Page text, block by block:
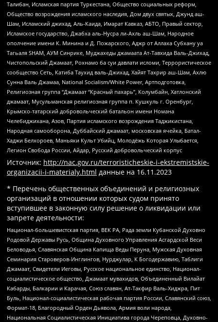
Талибан, Исламская партия Туркестана, Общество социальных реформ,
Общество возрождения исламского наследия, Дом двух святых, Джунд аш-
Шам, Исламский джихад, Аль-Каида, Имарат Кавказ, АБТО, Правый сектор,
Исламское государство, Джабха аль-Нусра ли-Ахль аш-Шам, Народное
ополчение имени К. Минина и Д. Пожарского, Аджр от Аллаха Субхану уа
Тагьаля SHAM, АУМ Синрике, Муджахеды джамаата Ат-Тавхида Валь-Джихад,
Чистопольский Джамаат, Рохнамо ба суи давлати исломи, Террористическое
сообщество Сеть, Катиба Таухид валь-Джихад, Хайят Тахрир аш-Шам, Ахлю
Сунна Валь Джамаа, National Socialism/White Power, Артподготовка,
Религиозная группа “Джамаат “Красный пахарь”, Колумбайн, Хатлонский
джамаат, Мусульманская религиозная группа п. Кушкуль г. Оренбург,
Крымско-татарский добровольческий батальон имени Номана
Челебиджихана, Азов, Партия исламского возрождения Таджикистана,
Народная самооборона, Дуббайский джамаат, московская ячейка, Батал-
Хаджи Белхороев, Маньяки Культ Убийц, Молодёжь Которая Улыбается,
Легион Свобода России, Айдар, Русский добровольческий корпус
Источник: http://nac.gov.ru/terroristicheskie-i-ekstremistskie-
organizacii-i-materialy.html данные на 16.11.2023
* Перечень общественных объединений и религиозных
организаций в отношении которых судом принято
вступившее в законную силу решение о ликвидации или
запрете деятельности:
Национал-большевистская партия, ВЕК РА, Рада земли Кубанской Духовно
Родовой Державы Русь, Община Духовного Управления Асгардской Веси
Беловодья, Славянская Община Капища Веды Перуна, Мужская Духовная
Семинария Староверов-Инглингов, Нурджулар, К Богодержавию, Таблиги
Джамаат, Свидетели Иеговы, Русское национальное единство, Национал-
социалистическое общество, Джамаат мувахидов, Объединенный Вилайат
Кабарды, Балкарии и Карачая, Союз славян, Ат-Такфир Валь-Хиджра, Пит
Буль, Национал-социалистическая рабочая партия России, Славянский союз,
Формат-18, Благородный Орден Дьявола, Армия воли народа,
Национальная Социалистическая Инициатива города Череповца, Духовно-